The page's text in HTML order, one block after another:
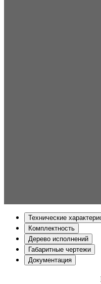
Технические
Комплектность
Дерево исполнений
Габаритные чертежи
Документация